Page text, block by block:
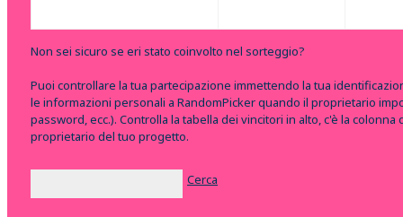
Non sei sicuro se eri stato coinvolto nel sorteggio?
Puoi controllare la tua partecipazione immettendo la tua
le informazioni personali a RandomPicker quando il proprietario
password, ecc.). Controlla la tabella dei vincitori in alto, c'è la
proprietario del tuo progetto.
Cerca